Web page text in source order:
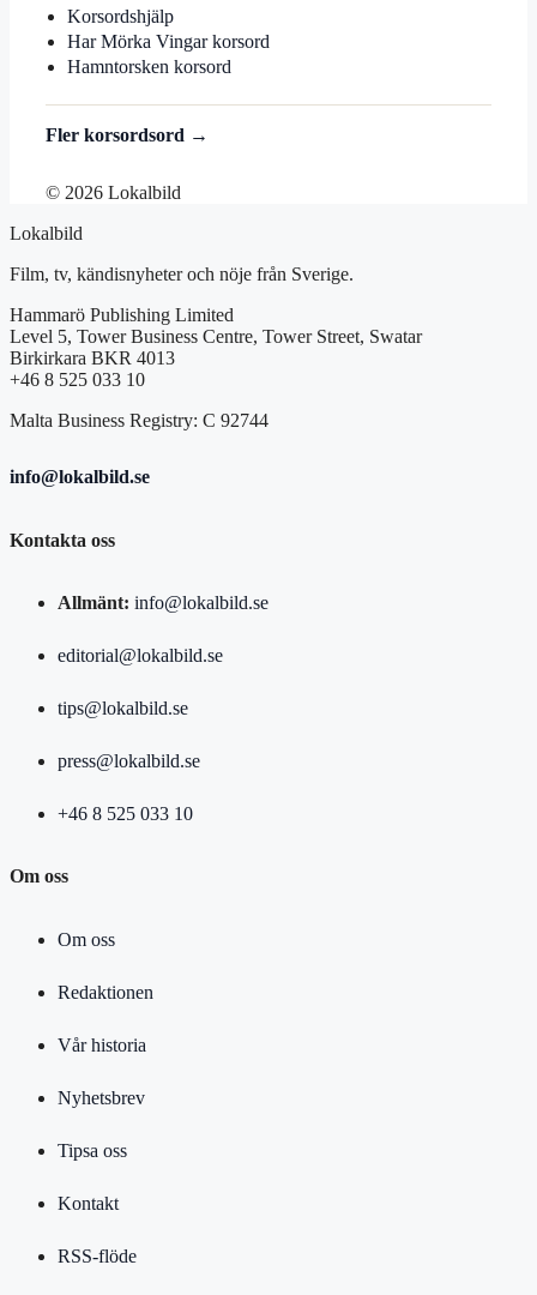
Korsordshjälp
Har Mörka Vingar korsord
Hamntorsken korsord
Fler korsordsord →
© 2026 Lokalbild
Lokalbild
Film, tv, kändisnyheter och nöje från Sverige.
Hammarö Publishing Limited
Level 5, Tower Business Centre, Tower Street, Swatar
Birkirkara BKR 4013
+46 8 525 033 10
Malta Business Registry: C 92744
info@lokalbild.se
Kontakta oss
Allmänt: info@lokalbild.se
editorial@lokalbild.se
tips@lokalbild.se
press@lokalbild.se
+46 8 525 033 10
Om oss
Om oss
Redaktionen
Vår historia
Nyhetsbrev
Tipsa oss
Kontakt
RSS-flöde